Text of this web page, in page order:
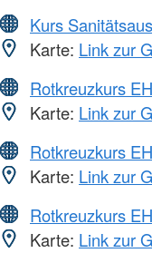
Kurs
Karte: Link zur
Rotkreuzkurs
Karte: Link zur
Rotkreuzkurs
Karte: Link zur
Rotkreuzkurs
Karte: Link zur